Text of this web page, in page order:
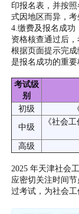
印报名表，并按
式因地区而异，考
4.缴费及报名成功
资格核查通过后，
根据页面提示完
是报名成功的重要
考试级
别
初级
中级
《社会
高级
2025 年天津社会
应密切关注时间
过考试，为社会工